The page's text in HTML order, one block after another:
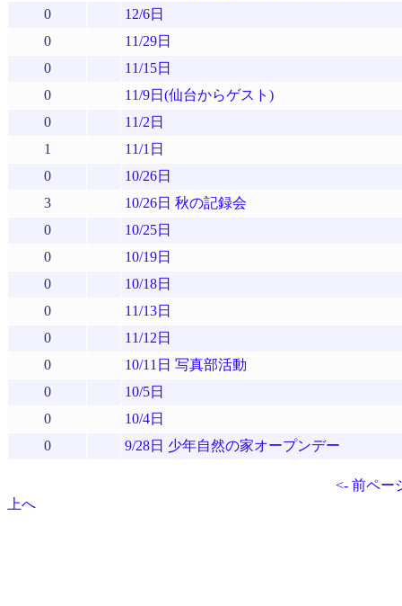
0
12/6日
0
11/29日
0
11/15日
0
11/9日(仙台からゲスト)
0
11/2日
1
11/1日
0
10/26日
3
10/26日 秋の記録会
0
10/25日
0
10/19日
0
10/18日
0
11/13日
0
11/12日
0
10/11日 写真部活動
0
10/5日
0
10/4日
0
9/28日 少年自然の家オープンデー
<- 前ペー
上へ